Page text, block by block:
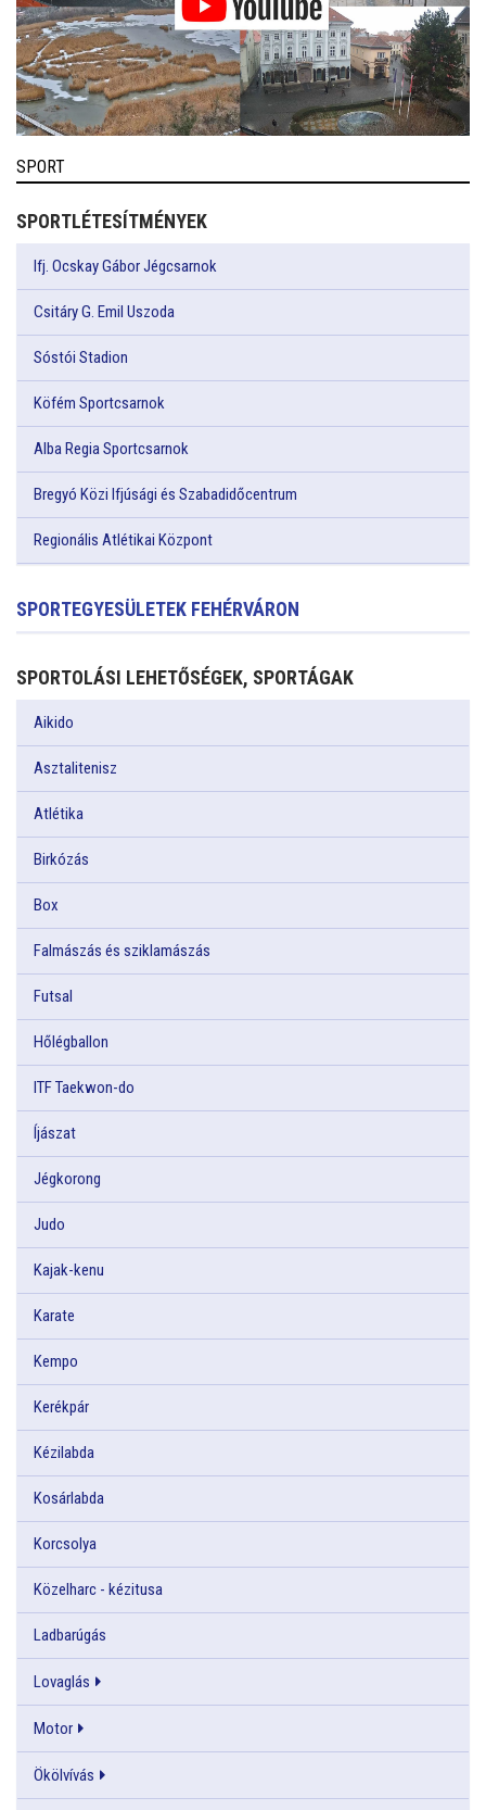
SPORT
SPORTLÉTESÍTMÉNYEK
Ifj. Ocskay Gábor Jégcsarnok
Csitáry G. Emil Uszoda
Sóstói Stadion
Köfém Sportcsarnok
Alba Regia Sportcsarnok
Bregyó Közi Ifjúsági és Szabadidőcentrum
Regionális Atlétikai Központ
SPORTEGYESÜLETEK FEHÉRVÁRON
SPORTOLÁSI LEHETŐSÉGEK, SPORTÁGAK
Aikido
Asztalitenisz
Atlétika
Birkózás
Box
Falmászás és sziklamászás
Futsal
Hőlégballon
ITF Taekwon-do
Íjászat
Jégkorong
Judo
Kajak-kenu
Karate
Kempo
Kerékpár
Kézilabda
Kosárlabda
Korcsolya
Közelharc - kézitusa
Ladbarúgás
Lovaglás
Motor
Ökölvívás